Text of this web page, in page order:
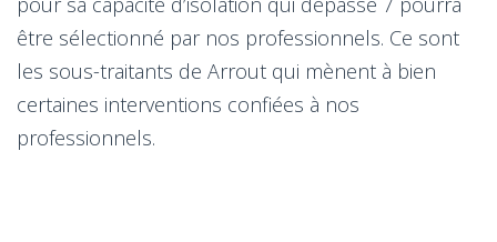
être sélectionné par nos professionnels. Ce sont
les sous-traitants de Arrout qui mènent à bien
certaines interventions confiées à nos
professionnels.